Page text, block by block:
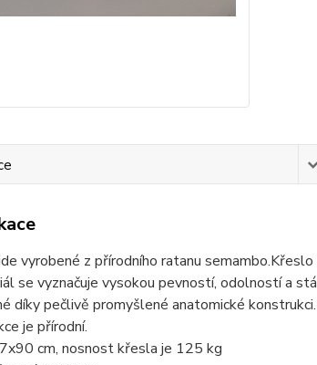
vyrobené z přírodního ratanu
se vyznačuje vysokou pevností, odolností a
díky pečlivě promyšlené anatomické konstrukci.
je přírodní.
cm, nosnost křesla je 125 kg